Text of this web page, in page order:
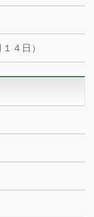
４日）